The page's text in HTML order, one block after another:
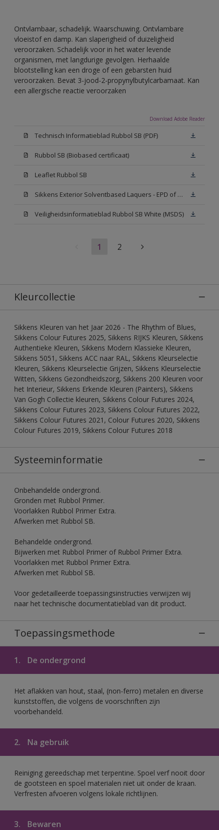
Ontvlambaar, schadelijk. Waarschuwing. Ontvlambare
vloeistof en damp. Kan slaperigheid of duizeligheid
veroorzaken. Schadelijk voor in het water levende
organismen, met langdurige gevolgen. Herhaalde
blootstelling kan een droge of een gebarsten huid
veroorzaken. Bevat 3-jood-2-propynylbutylcarbamaat. Kan
een allergische reactie veroorzaken
Download Adobe Reader
Technisch Informatieblad Rubbol SB (PDF)
Rubbol SB (Biobased certificaat)
Leaflet Rubbol SB
Sikkens Exterior Solventbased Laquers - EPD of Milieuproductverklaring
Veiligheidsinformatieblad Rubbol SB White (MSDS)
1 2
Kleurcollectie
Sikkens Kleuren van het Jaar 2026 - The Rhythm of Blues,
Sikkens Colour Futures 2025, Sikkens RIJKS Kleuren, Sikkens
Authentieke Kleuren, Sikkens Modern Klassieke Kleuren,
Sikkens 5051, Sikkens ACC naar RAL, Sikkens Kleurselectie
Kleuren, Sikkens Kleurselectie Grijzen, Sikkens Kleurselectie
Witten, Sikkens Gezondheidszorg, Sikkens 200 Kleuren voor
het Interieur, Sikkens Erkende Kleuren (Painters), Sikkens
Van Gogh Collectie kleuren, Sikkens Colour Futures 2024,
Sikkens Colour Futures 2023, Sikkens Colour Futures 2022,
Sikkens Colour Futures 2021, Colour Futures 2020, Sikkens
Colour Futures 2019, Sikkens Colour Futures 2018
Systeeminformatie
Onbehandelde ondergrond.
Gronden met Rubbol Primer.
Voorlakken Rubbol Primer Extra.
Afwerken met Rubbol SB.
Behandelde ondergrond.
Bijwerken met Rubbol Primer of Rubbol Primer Extra.
Voorlakken met Rubbol Primer Extra.
Afwerken met Rubbol SB.
Voor gedetailleerde toepassingsinstructies verwijzen wij
naar het technische documentatieblad van dit product.
Toepassingsmethode
1. De ondergrond
Het aflakken van hout, staal, (non-ferro) metalen en diverse
kunststoffen, die volgens de voorschriften zijn
voorbehandeld.
2. Na gebruik
Reiniging gereedschap met terpentine. Spoel verf nooit door
de gootsteen en spoel materialen niet uit onder de kraan.
Verfresten afvoeren volgens lokale richtlijnen.
3. Bewaren